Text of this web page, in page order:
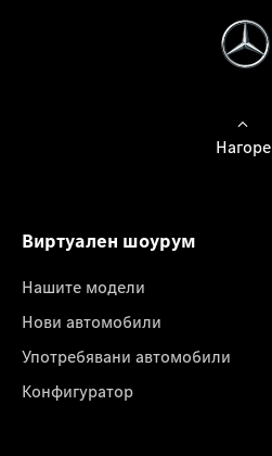
Нагоре
Виртуален шоурум
Нашите модели
Нови автомобили
Употребявани автомобили
Конфигуратор